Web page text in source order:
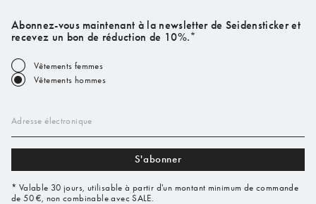
Abonnez-vous maintenant à la newsletter de Seidensticker et
recevez un bon de réduction de 10%.*
Vêtements femmes
Vêtements hommes
Adresse électronique
S'abonner
* Valable 30 jours, utilisable à partir d'un montant minimum de commande
de 50 €, non combinable avec SALE.